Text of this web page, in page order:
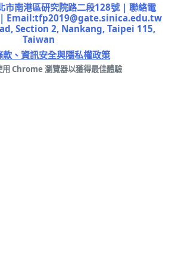
市南港區研究院路二段128號 | 聯絡電
| Email:tfp2019@gate.sinica.edu.tw
Section 2, Nankang, Taipei 115,
Taiwan
款、資訊安全與隱私權政策
用 Chrome 瀏覽器以獲得最佳體驗